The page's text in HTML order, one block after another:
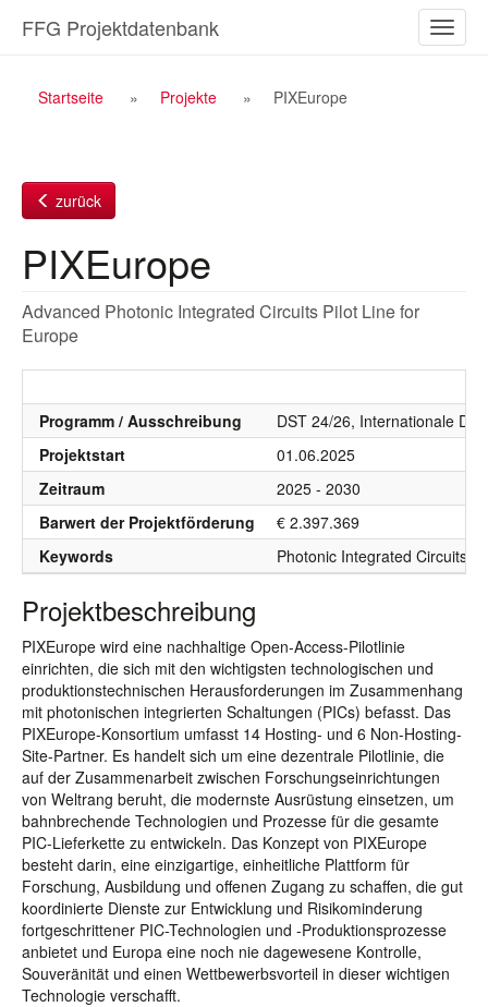
Inhalt
ein-/
FFG Projektdatenbank
Breadcrumb
Startseite Projekte PIXEurope
zurück
PIXEurope
Advanced Photonic Integrated Circuits Pilot Line for
Europe
Programm / Ausschreibung
DST 24/26, Internationale
Projektstart
01.06.2025
Zeitraum
2025 - 2030
Barwert der Projektförderung
€ 2.397.369
Keywords
Photonic Integrated Circuits
Projektbeschreibung
PIXEurope wird eine nachhaltige Open-Access-Pilotlinie
einrichten, die sich mit den wichtigsten technologischen und
produktionstechnischen Herausforderungen im Zusammenhang
mit photonischen integrierten Schaltungen (PICs) befasst. Das
PIXEurope-Konsortium umfasst 14 Hosting- und 6 Non-Hosting-
Site-Partner. Es handelt sich um eine dezentrale Pilotlinie, die
auf der Zusammenarbeit zwischen Forschungseinrichtungen
von Weltrang beruht, die modernste Ausrüstung einsetzen, um
bahnbrechende Technologien und Prozesse für die gesamte
PIC-Lieferkette zu entwickeln. Das Konzept von PIXEurope
besteht darin, eine einzigartige, einheitliche Plattform für
Forschung, Ausbildung und offenen Zugang zu schaffen, die gut
koordinierte Dienste zur Entwicklung und Risikominderung
fortgeschrittener PIC-Technologien und -Produktionsprozesse
anbietet und Europa eine noch nie dagewesene Kontrolle,
Souveränität und einen Wettbewerbsvorteil in dieser wichtigen
Technologie verschafft.